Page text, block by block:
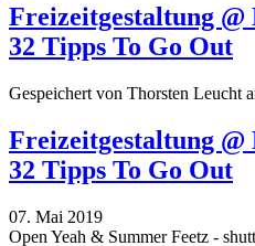
Freizeitgestaltung
32 Tipps To Go Out
Gespeichert von Thorsten Leucht
Freizeitgestaltung
32 Tipps To Go Out
07. Mai 2019
Open Yeah & Summer Feetz -